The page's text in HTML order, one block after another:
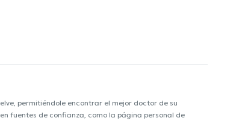
permitiéndole encontrar el mejor doctor de su
fuentes de confianza, como la página personal de